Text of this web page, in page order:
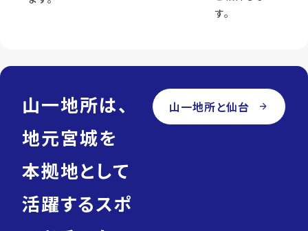
す。
山一地所は、
地元宮城を
本拠地として
活躍するスポ
山一地所と仙台 arrow_forward